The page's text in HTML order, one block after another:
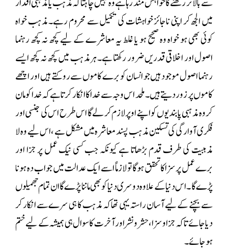
میں الجھ کر اپنی ناجائز خواہشات کی تکمیل سے محروم رہے۔ مذہب خواہ
کوئی بھی ہو خواہ وہ صحیح ہو یا غلط یہ معاشرے کے لیے کچھ نہ کچھ رہنما
اصول اور اخلاقی قدریں ضرور رکھتا ہے۔ ہرمذہب میں کچھ نہ کچھ ایسے
رہنما اصول موجود ہیں جو انسان کو برے کاموں سے روکتے ہیں اور اچھے
کاموں پر زور دیتے ہیں۔ ملحد اس وجہ سے خدا کا انکار کرتا ہے کہ خدا کو مان
کر وہ مذہبی پابندیوں کو اپنے اوپر لازم کر لے گا اس طرح اس کی جنسی اور
فکری آوارگی کی تسکین مذہب پسند معاشرہ میں مشکل ہے ،اس لیے وہ لا
مذہبیت کی طرف قدم بڑھاتا ہے کیونکہ جب کسی نیک عمل پر جزا اور
برے عمل پر سزا کا تحقق ہوگا تو لازماً اسے ایک عدالت میں جواب دہ ہونا
پڑے گا ۔اس دنیا کے علاوہ دوسری دنیا کو بھی ماننا پڑے گا ان تمام جھمیلوں
سے بچنے کے لیے آسان راستہ یہی تھا کہ مذہب کا ہی سرے سے انکار کر
دیا جائے تاکہ جزا و سزا، حشر و نشراور آخرت کا سوال ہی ہمیشہ کے لیے ختم
ہو جائے۔